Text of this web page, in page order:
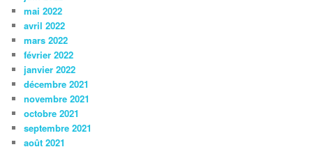
mai 2022
avril 2022
mars 2022
février 2022
janvier 2022
décembre 2021
novembre 2021
octobre 2021
septembre 2021
août 2021